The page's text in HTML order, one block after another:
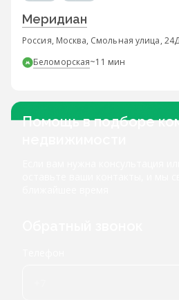
Меридиан
Россия, Москва, Смольная улица,
Беломорская~11 мин
Помощь в подборе